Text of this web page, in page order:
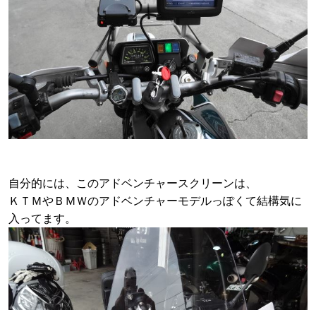
自分的には、このアドベンチャースクリーンは、
ＫＴＭやＢＭＷのアドベンチャーモデルっぽくて結構気に
入ってます。